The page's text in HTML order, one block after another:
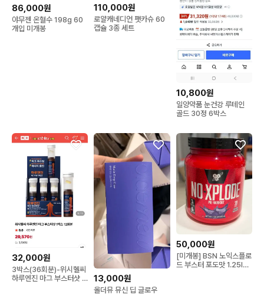
86,000원
야무젠 온혈수 198g 60
개입 미개봉
110,000원
로얄캐네디언 팻카슈 60
캡슐 3종 세트
10,800원
일양약품 눈건강 루테인
골드 30정 6박스
32,000원
3박스(36회분)-위시헬씨
하루엔진 마그 부스터샷 1
13,000원
올더뮤 뮤신 딥 글로우
50,000원
[미개봉] BSN 노익스플로
드 부스터 포도맛 1.25lb